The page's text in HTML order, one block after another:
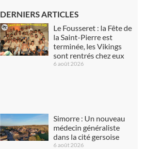
DERNIERS ARTICLES
Le Fousseret : la Fête de
la Saint-Pierre est
terminée, les Vikings
sont rentrés chez eux
6 août 2026
Simorre : Un nouveau
médecin généraliste
dans la cité gersoise
6 août 2026